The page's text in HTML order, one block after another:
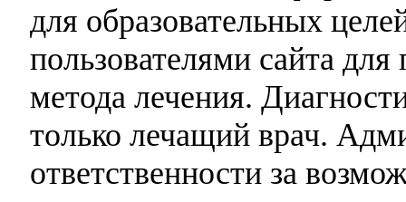
для образовательных
пользователями сайта
метода лечения.
только лечащий врач.
ответственности за